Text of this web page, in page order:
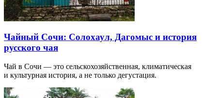
Чайный Сочи: Солохаул, Дагомыс и история
русского чая
Чай в Сочи — это сельскохозяйственная, климатическая
и культурная история, а не только дегустация.